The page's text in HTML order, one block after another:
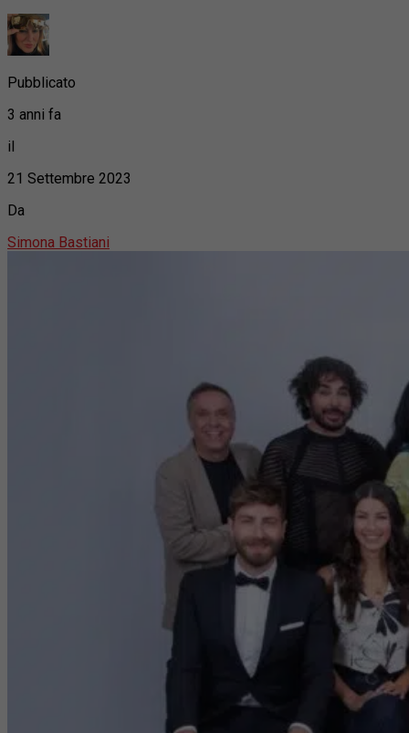
Pubblicato
3 anni fa
il
21 Settembre 2023
Da
Simona Bastiani